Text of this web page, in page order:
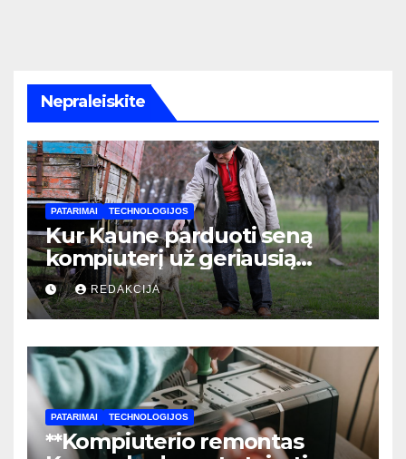
Nepraleiskite
PATARIMAI TECHNOLOGIJOS
Kur Kaune parduoti seną
kompiuterį už geriausią
kainą: pilnas vadovas
REDAKCIJA
PATARIMAI TECHNOLOGIJOS
**Kompiuterio remontas